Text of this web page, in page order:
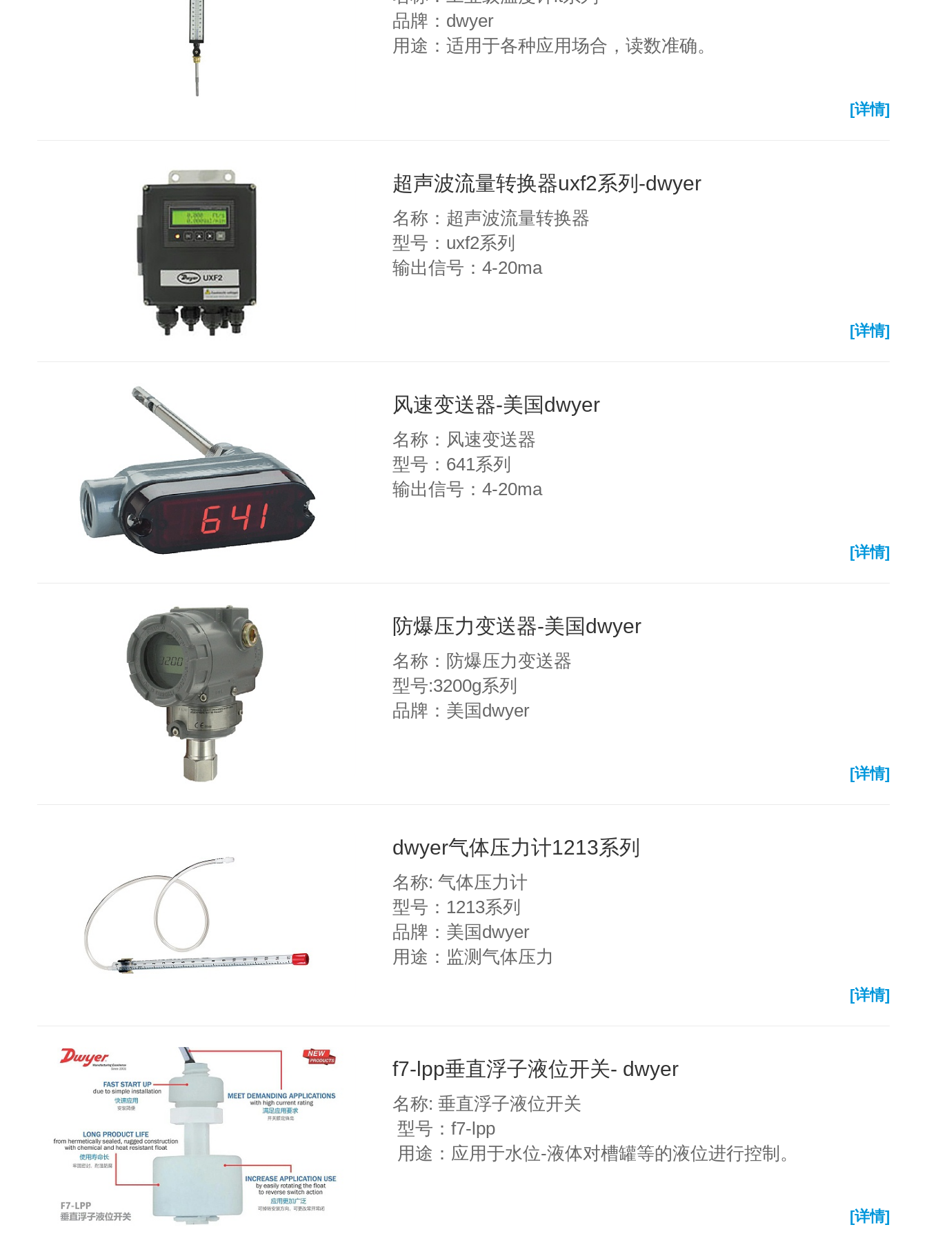
品牌：dwyer
用途：适用于各种应用场合，读数准确。
[详情]
超声波流量转换器uxf2系列-dwyer
名称：超声波流量转换器
型号：uxf2系列
输出信号：4-20ma
[详情]
风速变送器-美国dwyer
名称：风速变送器
型号：641系列
输出信号：4-20ma
[详情]
防爆压力变送器-美国dwyer
名称：防爆压力变送器
型号:3200g系列
品牌：美国dwyer
[详情]
dwyer气体压力计1213系列
名称: 气体压力计
型号：1213系列
品牌：美国dwyer
用途：监测气体压力
[详情]
f7-lpp垂直浮子液位开关- dwyer
名称: 垂直浮子液位开关
型号：f7-lpp
用途：应用于水位-液体对槽罐等的液位进行控制。
[详情]